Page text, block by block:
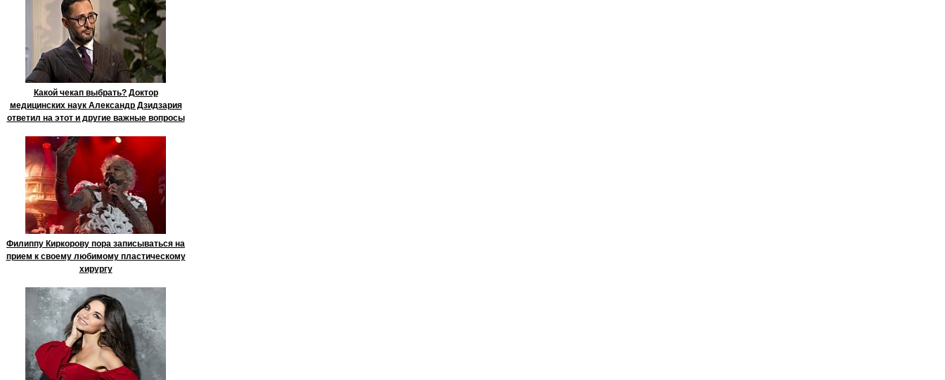
Какой чекап выбрать? Доктор
медицинских наук Александр Дзидзария
ответил на этот и другие важные вопросы
Филиппу Киркорову пора записываться на
прием к своему любимому пластическому
хирургу